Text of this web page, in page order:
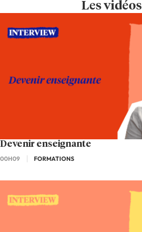
Les vidéos
Devenir enseignante
00H09 FORMATIONS